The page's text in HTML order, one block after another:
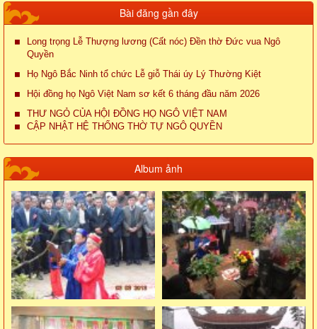
Bài đăng gần đây
Long trọng Lễ Thượng lương (Cất nóc) Đền thờ Đức vua Ngô
Quyền
Họ Ngô Bắc Ninh tổ chức Lễ giỗ Thái úy Lý Thường Kiệt
Hội đồng họ Ngô Việt Nam sơ kết 6 tháng đầu năm 2026
THƯ NGỎ CỦA HỘI ĐỒNG HỌ NGÔ VIỆT NAM
CẬP NHẬT HỆ THỐNG THỜ TỰ NGÔ QUYỀN
Album ảnh